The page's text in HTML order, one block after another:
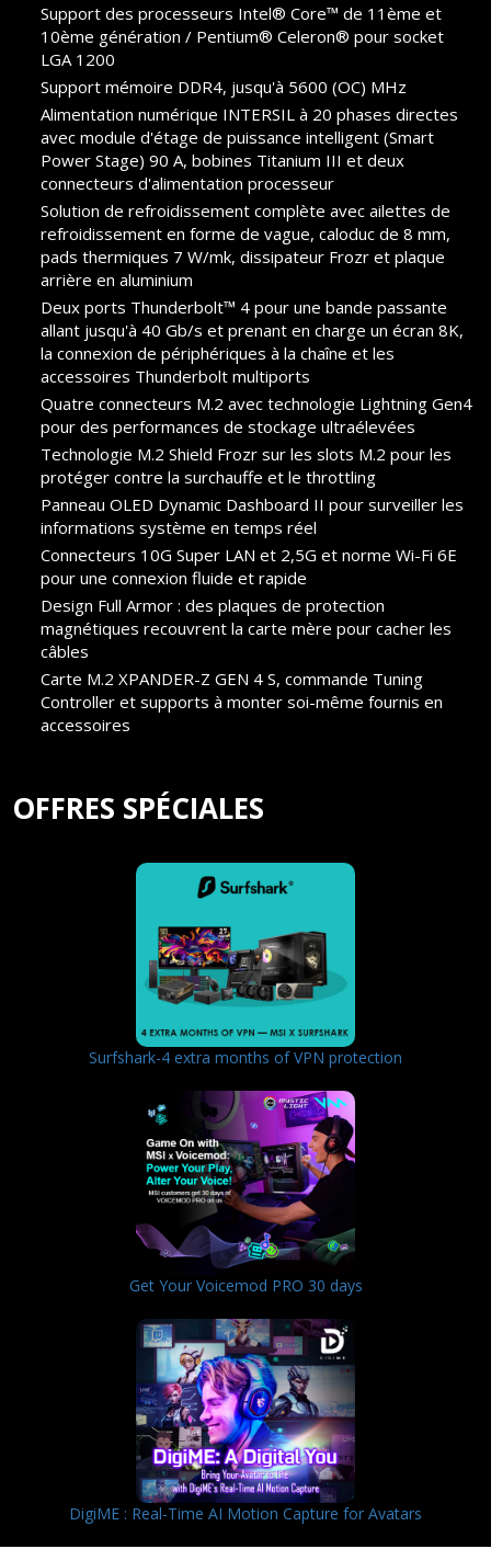
Support des processeurs Intel® Core™ de 11ème et
10ème génération / Pentium® Celeron® pour socket
LGA 1200
Support mémoire DDR4, jusqu'à 5600 (OC) MHz
Alimentation numérique INTERSIL à 20 phases directes
avec module d'étage de puissance intelligent (Smart
Power Stage) 90 A, bobines Titanium III et deux
connecteurs d'alimentation processeur
Solution de refroidissement complète avec ailettes de
refroidissement en forme de vague, caloduc de 8 mm,
pads thermiques 7 W/mk, dissipateur Frozr et plaque
arrière en aluminium
Deux ports Thunderbolt™ 4 pour une bande passante
allant jusqu'à 40 Gb/s et prenant en charge un écran 8K,
la connexion de périphériques à la chaîne et les
accessoires Thunderbolt multiports
Quatre connecteurs M.2 avec technologie Lightning Gen4
pour des performances de stockage ultraélevées
Technologie M.2 Shield Frozr sur les slots M.2 pour les
protéger contre la surchauffe et le throttling
Panneau OLED Dynamic Dashboard II pour surveiller les
informations système en temps réel
Connecteurs 10G Super LAN et 2,5G et norme Wi-Fi 6E
pour une connexion fluide et rapide
Design Full Armor : des plaques de protection
magnétiques recouvrent la carte mère pour cacher les
câbles
Carte M.2 XPANDER-Z GEN 4 S, commande Tuning
Controller et supports à monter soi-même fournis en
accessoires
OFFRES SPÉCIALES
Surfshark-4 extra months of VPN protection
Get Your Voicemod PRO 30 days
DigiME : Real-Time AI Motion Capture for Avatars